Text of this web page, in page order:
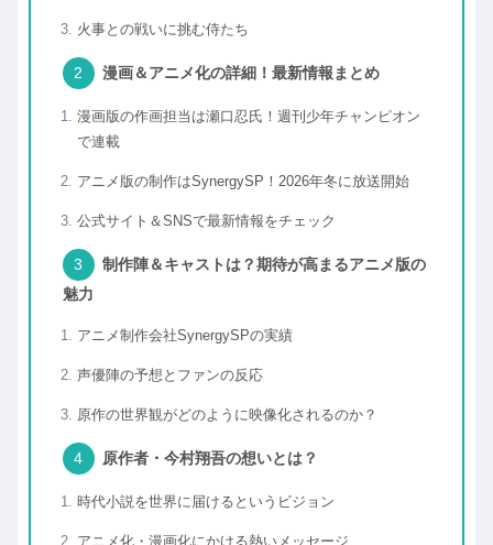
火事との戦いに挑む侍たち
漫画＆アニメ化の詳細！最新情報まとめ
漫画版の作画担当は瀬口忍氏！週刊少年チャンピオン
で連載
アニメ版の制作はSynergySP！2026年冬に放送開始
公式サイト＆SNSで最新情報をチェック
制作陣＆キャストは？期待が高まるアニメ版の
魅力
アニメ制作会社SynergySPの実績
声優陣の予想とファンの反応
原作の世界観がどのように映像化されるのか？
原作者・今村翔吾の想いとは？
時代小説を世界に届けるというビジョン
アニメ化・漫画化にかける熱いメッセージ